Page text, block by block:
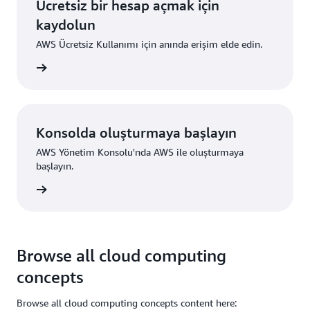
Ücretsiz bir hesap açmak için
kaydolun
AWS Ücretsiz Kullanımı için anında erişim elde edin.
Konsolda oluşturmaya başlayın
AWS Yönetim Konsolu'nda AWS ile oluşturmaya
başlayın.
Browse all cloud computing
concepts
Browse all cloud computing concepts content here: